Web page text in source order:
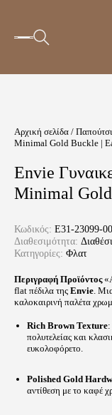
Αρχική σελίδα /
Minimal Gold Buckle |
Περιγραφή Προϊόντος
flat πέδιλα της Envie.
καλοκαιρινή παλέτα
Rich Brown Texture:
πολυτελείας και
ευκολοφόρετο.
Polished Gold
αντίθεση με το καφέ
Envie
Minimal
Κωδικός: E31-23099-
Διαθεσιμότητα:
Κατηγορίες: Φλατ